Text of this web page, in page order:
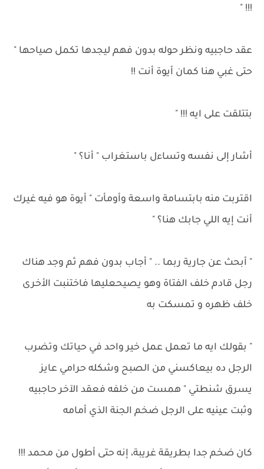
!!! "
عقد حاجبيه ونظر حوله بدون فهم ليجدها تكمل صياحها "
حتى غبي هنا كمان أيوة أنت !!
بتتلقت على ايه !!! "
أشار إلى نفسه وتساءل باستغراب " أنا؟ "
اقتربت منه بابتسامة واسعة وأومأت " أيوة هو فيه غيرك
أنت إيه اللي جابك هنا؟ "
" أبحث عن جارية ربما .. " أجاب بدون فهم ثم وجد هناك
رجل قادم خلف الفتاة وهو يصيحعليها فاختنبت الأخرى
خلف ظهره و تمسكت به
" بقولك ايه ما تعمل عمل خير واحد في حياتك وتضرب
الرجل ده بيعاكسني من الصبح وشكله حرامي عايز
يسرق شنطتي " همست من خلفه فعقد الآخر حاجبيه
وثبت عينيه على الرجل ضخم الجنة الذي أمامه
كان ضخم جدا بطريقة غريبة، إنه حتى أطول من محمد !!!